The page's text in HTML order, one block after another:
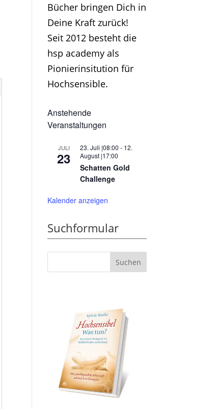
Bücher bringen Dich in
Deine Kraft zurück!
Seit 2012 besteht die
hsp academy als
Pionierinsitution für
Hochsensible.
Anstehende
Veranstaltungen
JULI
23
23. Juli |08:00 - 12.
August |17:00
Schatten Gold
Challenge
Kalender anzeigen
Suchformular